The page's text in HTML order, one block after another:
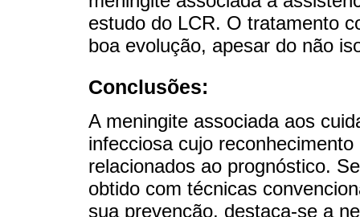
estudo do LCR. O tratamento
boa evolução, apesar do não
Conclusões:
A meningite associada aos
infecciosa cujo
relacionados ao prognóstico.
obtido com técnicas
sua prevenção, destaca-se a